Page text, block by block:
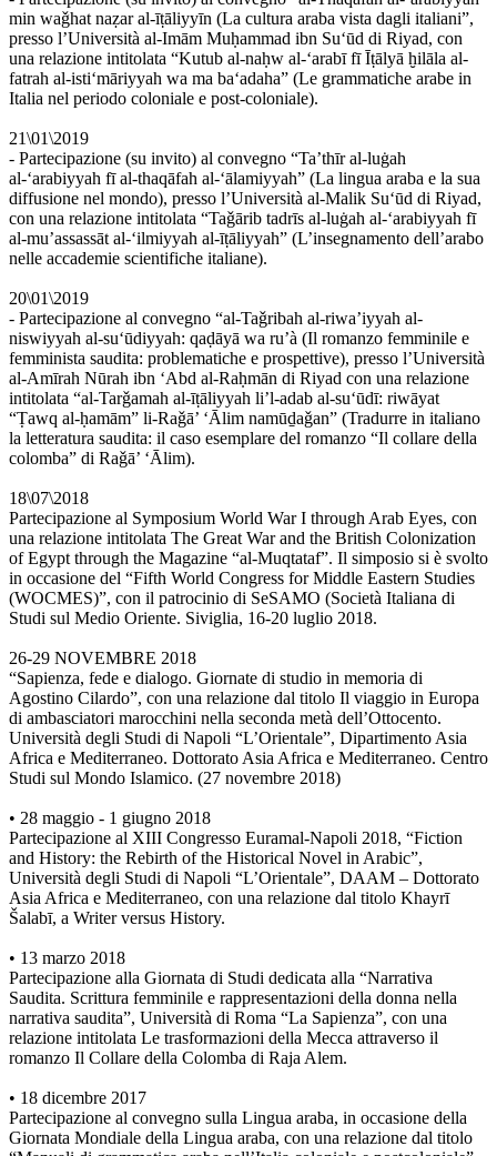
min waǧhat naẓar al-īṭāliyyīn (La cultura araba vista dagli italiani”,
presso l’Università al-Imām Muḥammad ibn Su‘ūd di Riyad, con
una relazione intitolata “Kutub al-naḥw al-‘arabī fī Īṭālyā ḫilāla al-
fatrah al-isti‘māriyyah wa ma ba‘adaha” (Le grammatiche arabe in
Italia nel periodo coloniale e post-coloniale).
21\01\2019
- Partecipazione (su invito) al convegno “Ta’thīr al-luġah
al-‘arabiyyah fī al-thaqāfah al-‘ālamiyyah” (La lingua araba e la sua
diffusione nel mondo), presso l’Università al-Malik Su‘ūd di Riyad,
con una relazione intitolata “Taǧārib tadrīs al-luġah al-‘arabiyyah fī
al-mu’assassāt al-‘ilmiyyah al-īṭāliyyah” (L’insegnamento dell’arabo
nelle accademie scientifiche italiane).
20\01\2019
- Partecipazione al convegno “al-Taǧribah al-riwa’iyyah al-
niswiyyah al-su‘ūdiyyah: qaḍāyā wa ru’à (Il romanzo femminile e
femminista saudita: problematiche e prospettive), presso l’Università
al-Amīrah Nūrah ibn ‘Abd al-Raḥmān di Riyad con una relazione
intitolata “al-Tarǧamah al-īṭāliyyah li’l-adab al-su‘ūdī: riwāyat
“Ṭawq al-ḥamām” li-Raǧā’ ‘Ālim namūḏaǧan” (Tradurre in italiano
la letteratura saudita: il caso esemplare del romanzo “Il collare della
colomba” di Raǧā’ ‘Ālim).
18\07\2018
Partecipazione al Symposium World War I through Arab Eyes, con
una relazione intitolata The Great War and the British Colonization
of Egypt through the Magazine “al-Muqtataf”. Il simposio si è svolto
in occasione del “Fifth World Congress for Middle Eastern Studies
(WOCMES)”, con il patrocinio di SeSAMO (Società Italiana di
Studi sul Medio Oriente. Siviglia, 16-20 luglio 2018.
26-29 NOVEMBRE 2018
“Sapienza, fede e dialogo. Giornate di studio in memoria di
Agostino Cilardo”, con una relazione dal titolo Il viaggio in Europa
di ambasciatori marocchini nella seconda metà dell’Ottocento.
Università degli Studi di Napoli “L’Orientale”, Dipartimento Asia
Africa e Mediterraneo. Dottorato Asia Africa e Mediterraneo. Centro
Studi sul Mondo Islamico. (27 novembre 2018)
• 28 maggio - 1 giugno 2018
Partecipazione al XIII Congresso Euramal-Napoli 2018, “Fiction
and History: the Rebirth of the Historical Novel in Arabic”,
Università degli Studi di Napoli “L’Orientale”, DAAM – Dottorato
Asia Africa e Mediterraneo, con una relazione dal titolo Khayrī
Šalabī, a Writer versus History.
• 13 marzo 2018
Partecipazione alla Giornata di Studi dedicata alla “Narrativa
Saudita. Scrittura femminile e rappresentazioni della donna nella
narrativa saudita”, Università di Roma “La Sapienza”, con una
relazione intitolata Le trasformazioni della Mecca attraverso il
romanzo Il Collare della Colomba di Raja Alem.
• 18 dicembre 2017
Partecipazione al convegno sulla Lingua araba, in occasione della
Giornata Mondiale della Lingua araba, con una relazione dal titolo